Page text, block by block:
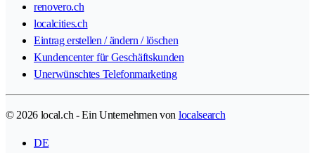
renovero.ch
localcities.ch
Eintrag erstellen / ändern / löschen
Kundencenter für Geschäftskunden
Unerwünschtes Telefonmarketing
© 2026 local.ch - Ein Unternehmen von localsearch
DE